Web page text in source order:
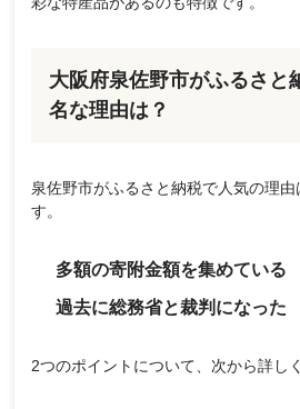
大阪府泉佐野市がふるさと
名な理由は？
泉佐野市がふるさと納税で人気の理
す。
多額の寄附金額を集めている
過去に総務省と裁判になった
2つのポイントについて、次から詳し